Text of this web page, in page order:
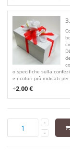
o specifiche sulla
e i colori più indicati per
+2,00 €